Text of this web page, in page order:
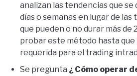
analizan las tendencias que
días o semanas en lugar de las
que pueden o no durar más de
probar este método hasta que
requerida para el trading
Se pregunta ¿ Cómo operar